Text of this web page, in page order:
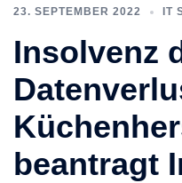
23. SEPTEMBER 2022 IT
Insolvenz
beantragt